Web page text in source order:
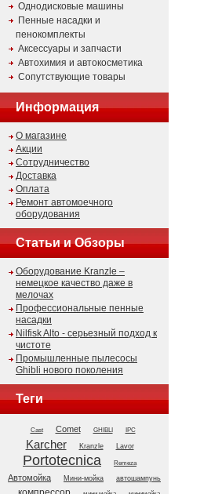
Однодисковые машины
Пенные насадки и
пенокомплекты
Аксессуары и запчасти
Автохимия и автокосметика
Сопутствующие товары
Информация
О магазине
Акции
Сотрудничество
Доставка
Оплата
Ремонт автомоечного
оборудования
Статьи и Обзоры
Оборудование Kranzle –
немецкое качество даже в
мелочах
Профессиональные пенные
насадки
Nilfisk Alto - серьезный подход к
чистоте
Промышленные пылесосы
Ghibli нового поколения
Теги
Cast Comet GHIBLI IPC
Karcher Kranzle Lavor
Portotecnica Remeza
Автомойка Мини-мойка автошампунь